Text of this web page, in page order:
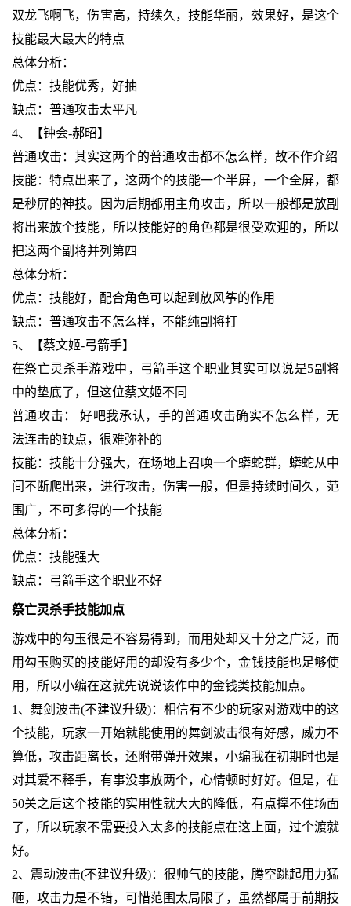
双龙飞啊飞，伤害高，持续久，技能华丽，效果好，是这个
技能最大最大的特点
总体分析：
优点：技能优秀，好抽
缺点：普通攻击太平凡
4、【钟会-郝昭】
普通攻击：其实这两个的普通攻击都不怎么样，故不作介绍
技能：特点出来了，这两个的技能一个半屏，一个全屏，都
是秒屏的神技。因为后期都用主角攻击，所以一般都是放副
将出来放个技能，所以技能好的角色都是很受欢迎的，所以
把这两个副将并列第四
总体分析：
优点：技能好，配合角色可以起到放风筝的作用
缺点：普通攻击不怎么样，不能纯副将打
5、【蔡文姬-弓箭手】
在祭亡灵杀手游戏中，弓箭手这个职业其实可以说是5副将
中的垫底了，但这位蔡文姬不同
普通攻击： 好吧我承认，手的普通攻击确实不怎么样，无
法连击的缺点，很难弥补的
技能：技能十分强大，在场地上召唤一个蟒蛇群，蟒蛇从中
间不断爬出来，进行攻击，伤害一般，但是持续时间久，范
围广，不可多得的一个技能
总体分析：
优点：技能强大
缺点：弓箭手这个职业不好
祭亡灵杀手技能加点
游戏中的勾玉很是不容易得到，而用处却又十分之广泛，而
用勾玉购买的技能好用的却没有多少个，金钱技能也足够使
用，所以小编在这就先说说该作中的金钱类技能加点。
1、舞剑波击(不建议升级)：相信有不少的玩家对游戏中的这
个技能，玩家一开始就能使用的舞剑波击很有好感，威力不
算低，攻击距离长，还附带弹开效果，小编我在初期时也是
对其爱不释手，有事没事放两个，心情顿时好好。但是，在
50关之后这个技能的实用性就大大的降低，有点撑不住场面
了，所以玩家不需要投入太多的技能点在这上面，过个渡就
好。
2、震动波击(不建议升级)：很帅气的技能，腾空跳起用力猛
砸，攻击力是不错，可惜范围太局限了，虽然都属于前期技